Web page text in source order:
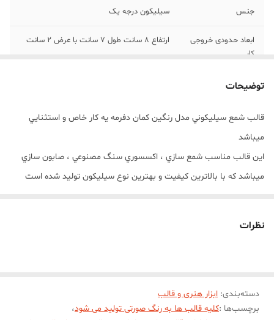
جنس سیلیکون درجه یک
ابعاد حدودی خروجی
کار
ارتفاع 8 سانت طول 7 سانت با عرض 2 سانت
توضیحات
قالب شمع سيليکوني مدل رنگین کمان دفرمه يه کار خاص و استثنايي
ميباشد
اين قالب مناسب شمع سازي ، اکسسوري سنگ مصنوعي ، صابون سازي
ميباشد که با بالاترين کيفيت و بهترين نوع سيليکون توليد شده است
نظرات
دسته‌بندی: ابزار هنری و قالب
برچسب‌ها :کلیه قالب ها به رنگ صورتی تولید می شود،